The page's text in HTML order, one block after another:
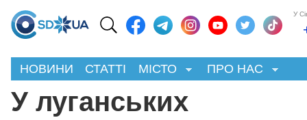
У
НОВИНИ СТАТТІ МІСТО ПРО НАС
У луганських